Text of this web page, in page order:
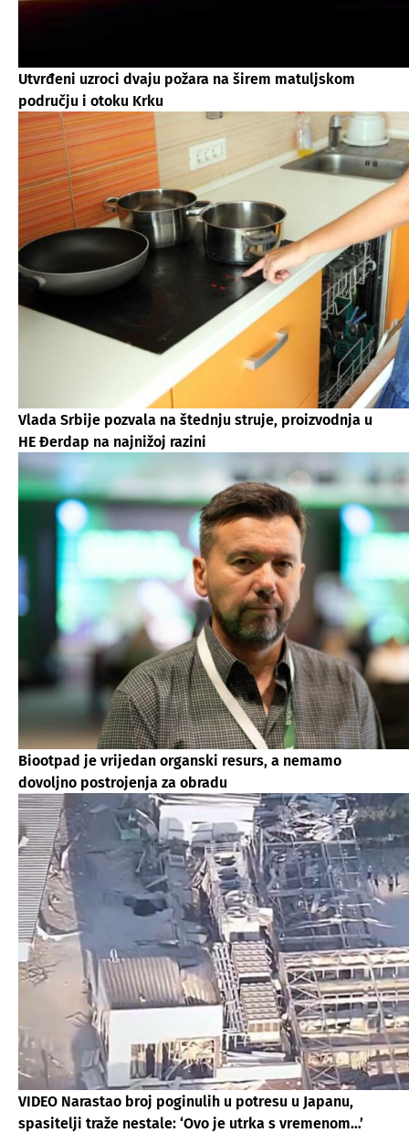
Utvrđeni uzroci dvaju požara na širem matuljskom
području i otoku Krku
Vlada Srbije pozvala na štednju struje, proizvodnja u
HE Đerdap na najnižoj razini
Biootpad je vrijedan organski resurs, a nemamo
dovoljno postrojenja za obradu
VIDEO Narastao broj poginulih u potresu u Japanu,
spasitelji traže nestale: ‘Ovo je utrka s vremenom…’